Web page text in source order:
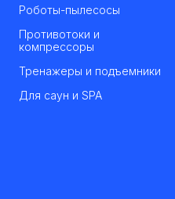
Роботы-пылесосы
Противотоки и
компрессоры
Тренажеры и подъемники
Для саун и SPA